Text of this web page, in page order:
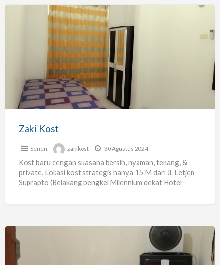
Zaki Kost
Senen zakikost 30 Agustus 2024
Kost baru dengan suasana bersih, nyaman, tenang, &
private. Lokasi kost strategis hanya 15 M dari Jl. Letjen
Suprapto (Belakang bengkel Milennium dekat Hotel
Kost